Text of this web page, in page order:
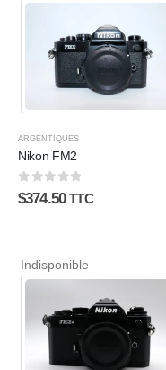
ARGENTIQUES
Nikon FM2
0sur 5
$374.50 TTC
Indisponible